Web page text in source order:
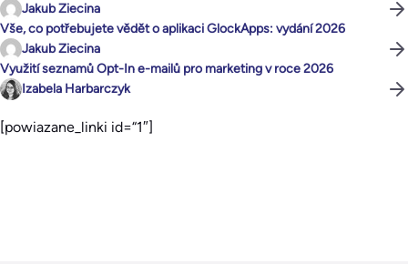
Jakub Ziecina
Vše, co potřebujete vědět o aplikaci GlockApps: vydání 2026
Jakub Ziecina
Využití seznamů Opt-In e-mailů pro marketing v roce 2026
Izabela Harbarczyk
[powiazane_linki id=“1″]